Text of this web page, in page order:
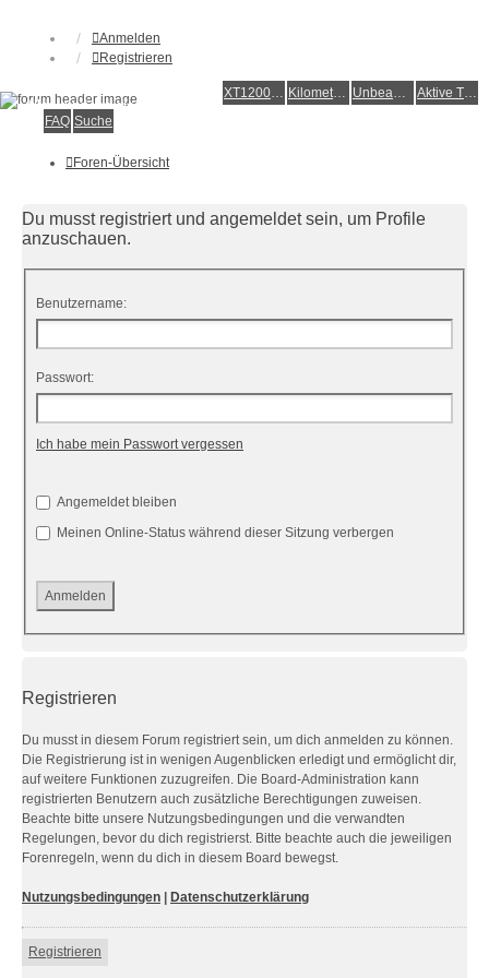
Anmelden
Registrieren
XT1200Z-Wiki Kilometerstatistik Unbeantwortete Themen Aktive Themen
Alles rund um die Yamaha XT1200Z Super Ténéré
FAQ Suche
Foren-Übersicht
Du musst registriert und angemeldet sein, um Profile
anzuschauen.
Benutzername:
Passwort:
Ich habe mein Passwort vergessen
Angemeldet bleiben
Meinen Online-Status während dieser Sitzung verbergen
Registrieren
Du musst in diesem Forum registriert sein, um dich anmelden zu können.
Die Registrierung ist in wenigen Augenblicken erledigt und ermöglicht dir,
auf weitere Funktionen zuzugreifen. Die Board-Administration kann
registrierten Benutzern auch zusätzliche Berechtigungen zuweisen.
Beachte bitte unsere Nutzungsbedingungen und die verwandten
Regelungen, bevor du dich registrierst. Bitte beachte auch die jeweiligen
Forenregeln, wenn du dich in diesem Board bewegst.
Nutzungsbedingungen | Datenschutzerklärung
Registrieren